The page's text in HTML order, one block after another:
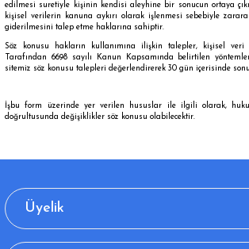
edilmesi suretiyle kişinin kendisi aleyhine bir sonucun ortaya
kişisel verilerin kanuna aykırı olarak işlenmesi sebebiyle
giderilmesini talep etme haklarına sahiptir.
Söz konusu hakların kullanımına ilişkin talepler, kişisel veri
Tarafından 6698 sayılı Kanun Kapsamında belirtilen
sitemiz söz konusu talepleri değerlendirerek 30 gün içerisinde
İşbu form üzerinde yer verilen hususlar ile ilgili olarak,
doğrultusunda değişiklikler söz konusu olabilecektir.
Üyelik